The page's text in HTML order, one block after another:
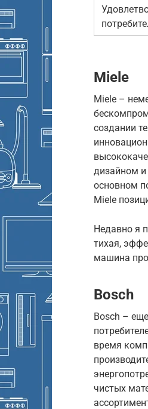
Miele
Miele –
создании
дизайном
основном
Miele
Недавно я
тихая,
машина
Bosch
Bosch –
время
чистых